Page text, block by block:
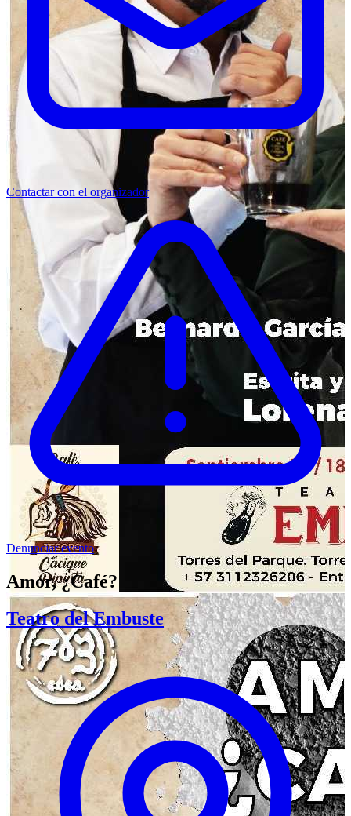
Contactar con el organizador
Denunciar evento
Amor, ¿Café?
Teatro del Embuste